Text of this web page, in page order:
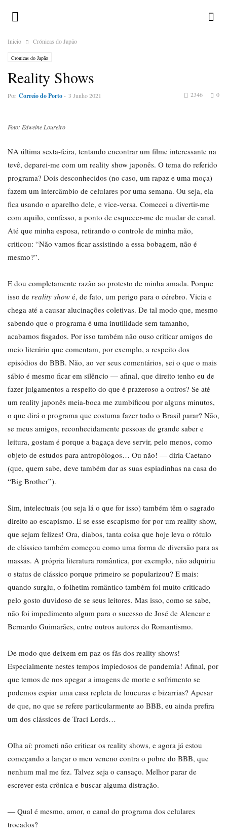
Inicio Crónicas do Japão
Crónicas do Japão
Reality Shows
Por Correio do Porto- 3 Junho 2021 0
2346
Foto: Edweine Loureiro
NA última sexta-feira, tentando encontrar um filme interessante na
tevê, deparei-me com um reality show japonês. O tema do referido
programa? Dois desconhecidos (no caso, um rapaz e uma moça)
fazem um intercâmbio de celulares por uma semana. Ou seja, ela
fica usando o aparelho dele, e vice-versa. Comecei a divertir-me
com aquilo, confesso, a ponto de esquecer-me de mudar de canal.
Até que minha esposa, retirando o controle de minha mão,
criticou: “Não vamos ficar assistindo a essa bobagem, não é
mesmo?”.
E dou completamente razão ao protesto de minha amada. Porque
isso de reality show é, de fato, um perigo para o cérebro. Vicia e
chega até a causar alucinações coletivas. De tal modo que, mesmo
sabendo que o programa é uma inutilidade sem tamanho,
acabamos fisgados. Por isso também não ouso criticar amigos do
meio literário que comentam, por exemplo, a respeito dos
episódios do BBB. Não, ao ver seus comentários, sei o que o mais
sábio é mesmo ficar em silêncio ― afinal, que direito tenho eu de
fazer julgamentos a respeito do que é prazeroso a outros? Se até
um reality japonês meia-boca me zumbificou por alguns minutos,
o que dirá o programa que costuma fazer todo o Brasil parar? Não,
se meus amigos, reconhecidamente pessoas de grande saber e
leitura, gostam é porque a bagaça deve servir, pelo menos, como
objeto de estudos para antropólogos… Ou não! ― diria Caetano
(que, quem sabe, deve também dar as suas espiadinhas na casa do
“Big Brother”).
Sim, intelectuais (ou seja lá o que for isso) também têm o sagrado
direito ao escapismo. E se esse escapismo for por um reality show,
que sejam felizes! Ora, diabos, tanta coisa que hoje leva o rótulo
de clássico também começou como uma forma de diversão para as
massas. A própria literatura romântica, por exemplo, não adquiriu
o status de clássico porque primeiro se popularizou? E mais:
quando surgiu, o folhetim romântico também foi muito criticado
pelo gosto duvidoso de se seus leitores. Mas isso, como se sabe,
não foi impedimento algum para o sucesso de José de Alencar e
Bernardo Guimarães, entre outros autores do Romantismo.
De modo que deixem em paz os fãs dos reality shows!
Especialmente nestes tempos impiedosos de pandemia! Afinal, por
que temos de nos apegar a imagens de morte e sofrimento se
podemos espiar uma casa repleta de loucuras e bizarrias? Apesar
de que, no que se refere particularmente ao BBB, eu ainda prefira
um dos clássicos de Traci Lords…
Olha aí: prometi não criticar os reality shows, e agora já estou
começando a lançar o meu veneno contra o pobre do BBB, que
nenhum mal me fez. Talvez seja o cansaço. Melhor parar de
escrever esta crônica e buscar alguma distração.
― Qual é mesmo, amor, o canal do programa dos celulares
trocados?